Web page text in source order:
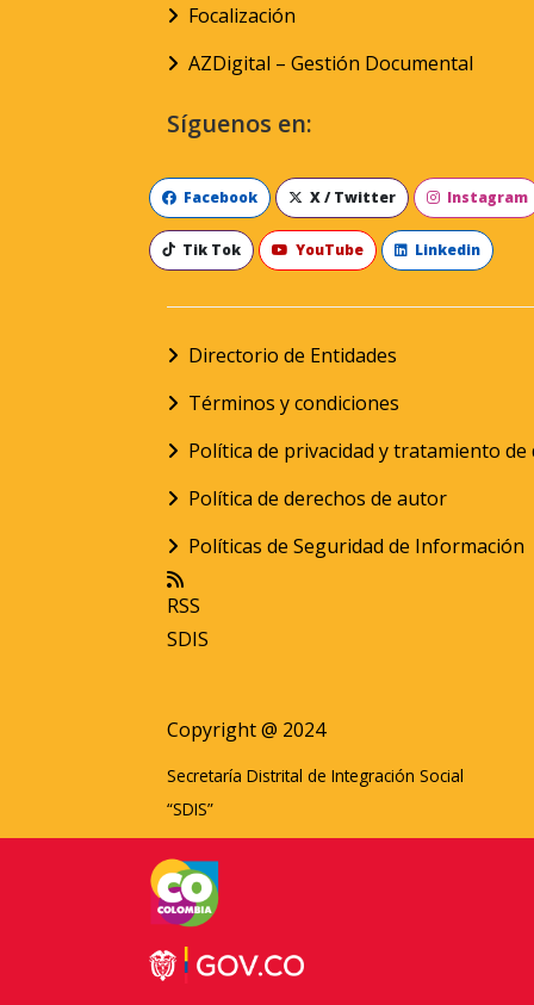
Focalización
AZDigital – Gestión Documental
Síguenos en:
Facebook X / Twitter Instagram
Tik Tok YouTube Linkedin
Directorio de Entidades
Términos y condiciones
Política de privacidad y tratamiento
Política de derechos de autor
Políticas de Seguridad de Información
RSS
SDIS
Copyright @ 2024
Secretaría Distrital de Integración Social
“SDIS”